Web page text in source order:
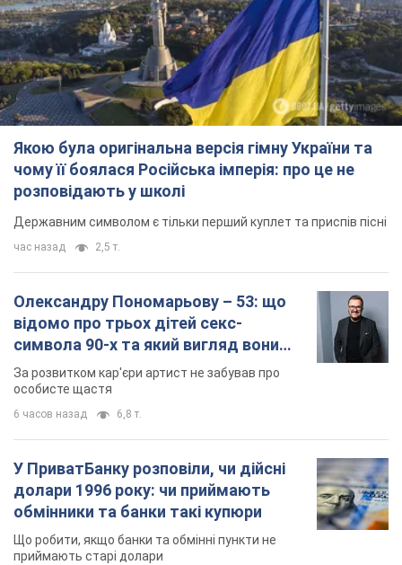
Якою була оригінальна версія гімну України та
чому її боялася Російська імперія: про це не
розповідають у школі
Державним символом є тільки перший куплет та приспів пісні
час назад 2,5 т.
Олександру Пономарьову – 53: що
відомо про трьох дітей секс-
символа 90-х та який вигляд вони
мають
За розвитком кар'єри артист не забував про
особисте щастя
6 часов назад 6,8 т.
У ПриватБанку розповіли, чи дійсні
долари 1996 року: чи приймають
обмінники та банки такі купюри
Що робити, якщо банки та обмінні пункти не
приймають старі долари